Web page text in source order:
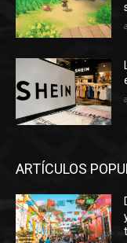
ARTÍCULOS